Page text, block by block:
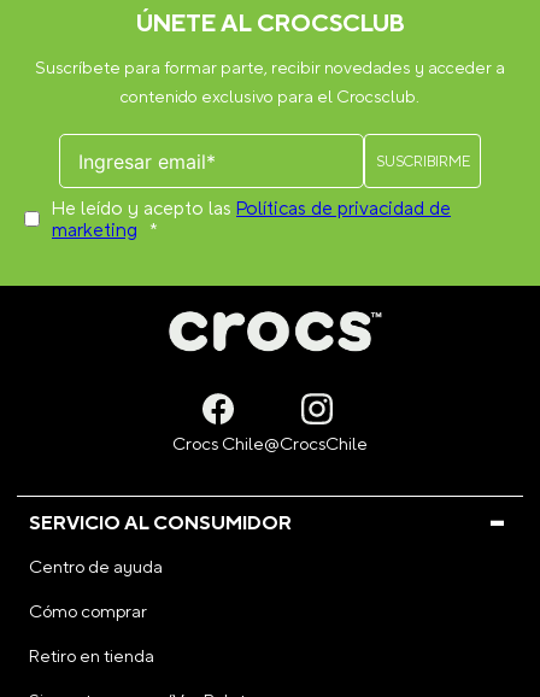
ÚNETE AL CROCSCLUB
Suscríbete para formar parte, recibir novedades y acceder a
contenido exclusivo para el Crocsclub.
He leído y acepto las Políticas de privacidad de
marketing *
SERVICIO AL CONSUMIDOR
Centro de ayuda
Cómo comprar
Retiro en tienda